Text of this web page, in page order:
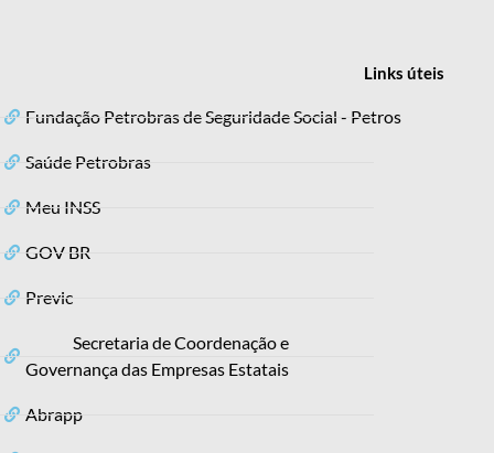
Linksúteis
Fundação Petrobras de Seguridade Social - Petros
Saúde Petrobras
Meu INSS
GOV BR
Previc
Secretaria de Coordenação e
Governança das Empresas Estatais
Abrapp